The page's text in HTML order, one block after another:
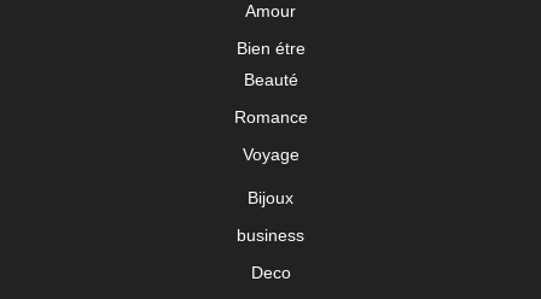
Amour
Bien étre
Beauté
Romance
Voyage
Bijoux
business
Deco